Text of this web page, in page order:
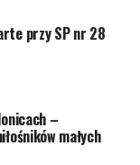
przy SP nr 28
–
małych